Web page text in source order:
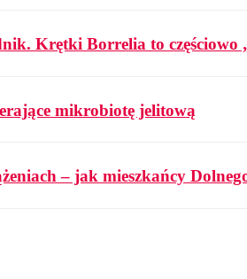
Krętki Borrelia to częściowo
mikrobiotę jelitową
– jak mieszkańcy